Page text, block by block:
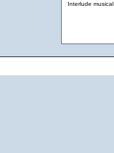
Interlude musical